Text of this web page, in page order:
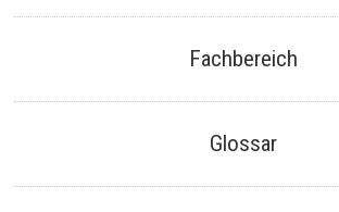
Fachbereich
Glossar